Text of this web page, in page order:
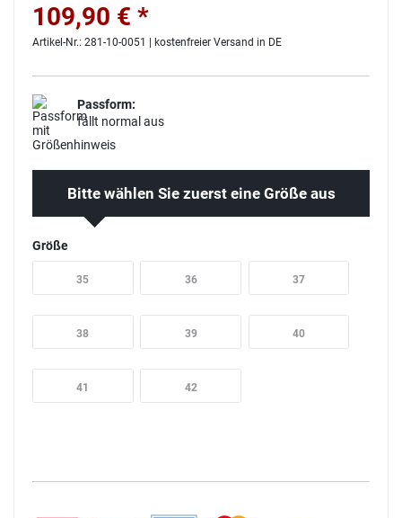
109,90 € *
Artikel-Nr.: 281-10-0051 | kostenfreier Versand in DE
Passform:
fällt normal aus
Bitte wählen Sie zuerst eine Größe aus
Größe
35 36 37
38 39 40
41 42